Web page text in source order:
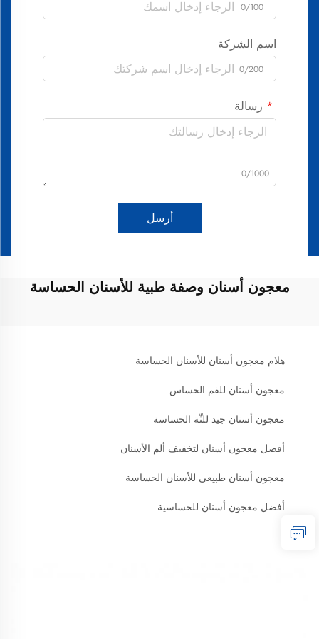
0/100
اسم الشركة
0/200
رسالة
0/1000
أرسل
معجون أسنان وصفة طبية للأسنان الحساسة
هلام معجون أسنان للأسنان الحساسة
معجون أسنان للفم الحساس
معجون أسنان جيد للثّة الحساسة
أفضل معجون أسنان لتخفيف ألم الأسنان
معجون أسنان طبيعي للأسنان الحساسة
أفضل معجون أسنان للحساسية